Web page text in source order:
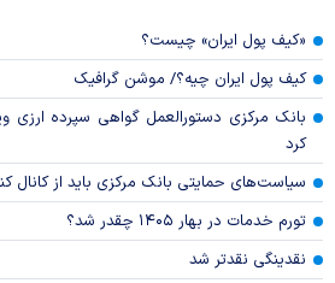
«کیف پول ایران» چیست؟
کیف پول ایران چیه؟/ موشن گرافیک
بانک مرکزی دستورالعمل گواهی سپرده ارزی
کرد
سیاست‌های حمایتی بانک مرکزی باید از کانال
تورم خدمات در بهار ۱۴۰۵ چقدر شد؟
نقدینگی نقدتر شد